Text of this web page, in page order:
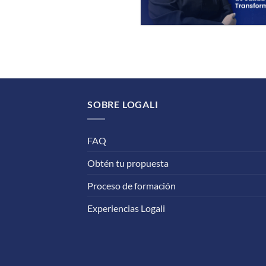
SOBRE LOGALI
FAQ
Obtén tu propuesta
Proceso de formación
Experiencias Logali